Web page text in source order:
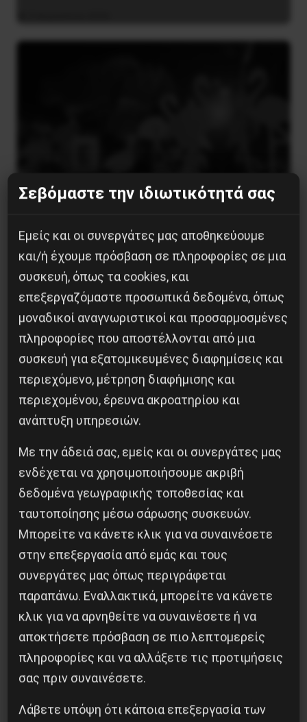
Besa, το νέο πολιτικό μανιφέστο του Ράμα
5 Αυγούστου 2026
Το ΑΙ βαθαίνει την Κρίση
4 Αυγούστου 2026
Σεβόμαστε την ιδιωτικότητά σας
Εμείς και οι συνεργάτες μας αποθηκεύουμε
και/ή έχουμε πρόσβαση σε πληροφορίες σε μια
συσκευή, όπως τα cookies, και
επεξεργαζόμαστε προσωπικά δεδομένα, όπως
μοναδικοί αναγνωριστικοί και προσαρμοσμένες
πληροφορίες που αποστέλλονται από μια
συσκευή για εξατομικευμένες διαφημίσεις και
περιεχόμενο, μέτρηση διαφήμισης και
περιεχομένου, έρευνα ακροατηρίου και
ανάπτυξη υπηρεσιών.
Με την άδειά σας, εμείς και οι συνεργάτες μας
ενδέχεται να χρησιμοποιήσουμε ακριβή
δεδομένα γεωγραφικής τοποθεσίας και
ταυτοποίησης μέσω σάρωσης συσκευών.
Μπορείτε να κάνετε κλικ για να συναινέσετε
στην επεξεργασία από εμάς και τους
συνεργάτες μας όπως περιγράφεται
παραπάνω. Εναλλακτικά, μπορείτε να κάνετε
κλικ για να αρνηθείτε να συναινέσετε ή να
αποκτήσετε πρόσβαση σε πιο λεπτομερείς
πληροφορίες και να αλλάξετε τις προτιμήσεις
σας πριν συναινέσετε.
Λάβετε υπόψη ότι κάποια επεξεργασία των